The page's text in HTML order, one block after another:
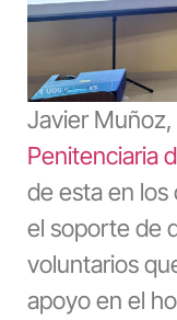
Javier
Penitenciaria
de esta en
el soporte de
voluntarios
apoyo en el